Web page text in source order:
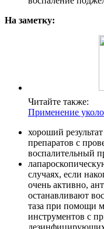
На заметку:
Читайте также:
Применение
хороший
препаратов с
воспалительный
случаях, если
очень активно,
останавливают
таза при помощи
инструментов с